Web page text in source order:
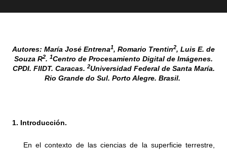
Autores: María José Entrena1, Romario Trentin2, Luis E. de
Souza R2. 1Centro de Procesamiento Digital de Imágenes.
CPDI. FIIDT. Caracas. 2Universidad Federal de Santa María.
Rio Grande do Sul. Porto Alegre. Brasil.
1. Introducción.
En el contexto de las ciencias de la superficie terrestre,